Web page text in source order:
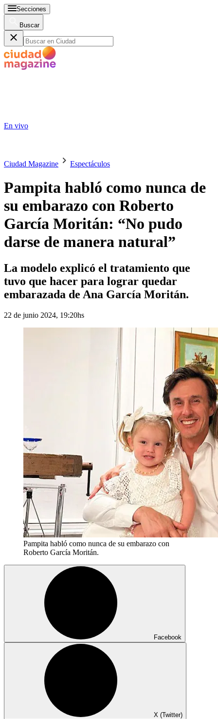
Secciones
Buscar
En vivo
Ciudad Magazine Espectáculos
Pampita habló como nunca de
su embarazo con Roberto
García Moritán: “No pudo
darse de manera natural”
La modelo explicó el tratamiento que
tuvo que hacer para lograr quedar
embarazada de Ana García Moritán.
22 de junio 2024, 19:20hs
Pampita habló como nunca de su embarazo con
Roberto García Moritán.
Facebook
X (Twitter)